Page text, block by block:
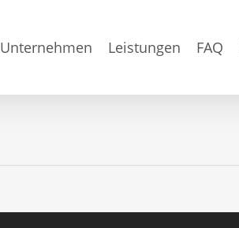
Unternehmen Leistungen FAQ